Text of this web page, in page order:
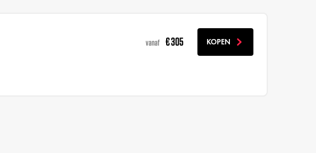
vanaf € 305 KOPEN